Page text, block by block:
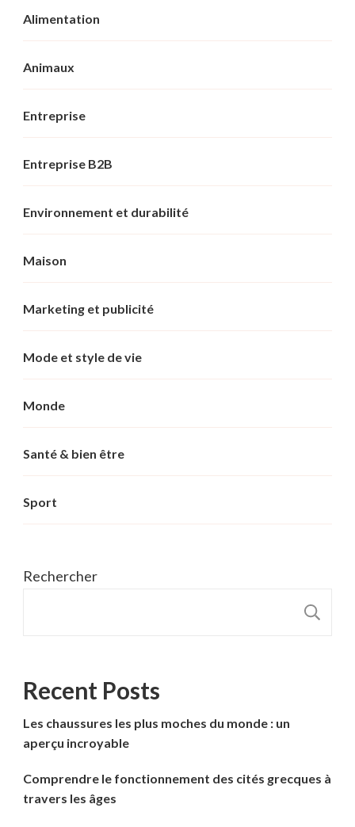
Alimentation
Animaux
Entreprise
Entreprise B2B
Environnement et durabilité
Maison
Marketing et publicité
Mode et style de vie
Monde
Santé & bien être
Sport
Rechercher
Recent Posts
Les chaussures les plus moches du monde : un
aperçu incroyable
Comprendre le fonctionnement des cités grecques à
travers les âges